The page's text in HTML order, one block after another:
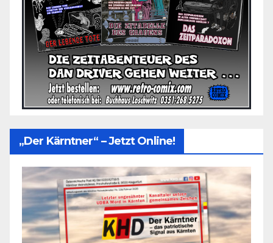
„Der Kärntner“ – Jetzt Online!